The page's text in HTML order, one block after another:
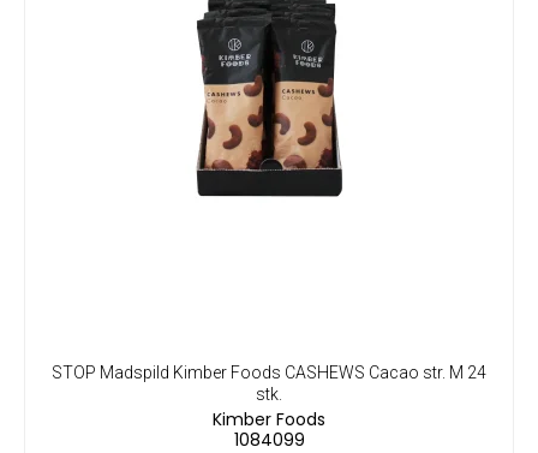
STOP Madspild Kimber Foods CASHEWS Cacao str. M 24
stk.
Kimber Foods
1084099